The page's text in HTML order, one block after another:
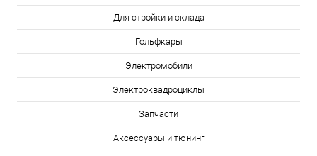
Для стройки и склада
Гольфкары
Электромобили
Электроквадроциклы
Запчасти
Аксессуары и тюнинг